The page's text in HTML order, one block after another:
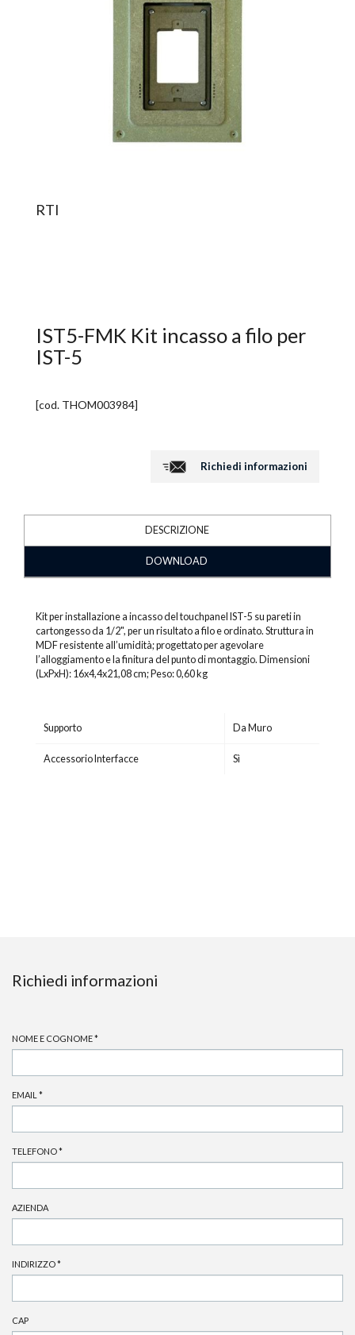
RTI
IST5-FMK Kit incasso a filo per
IST-5
[cod. THOM003984]
Richiedi informazioni
DESCRIZIONE
DOWNLOAD
Kit per installazione a incasso del touchpanel IST-5 su pareti in
cartongesso da 1/2", per un risultato a filo e ordinato. Struttura in
MDF resistente all’umidità; progettato per agevolare
l’alloggiamento e la finitura del punto di montaggio. Dimensioni
(LxPxH): 16x4,4x21,08 cm; Peso: 0,60 kg
Supporto Da Muro
Accessorio Interfacce Sì
Richiedi informazioni
NOME E COGNOME*
EMAIL *
TELEFONO*
AZIENDA
INDIRIZZO*
CAP